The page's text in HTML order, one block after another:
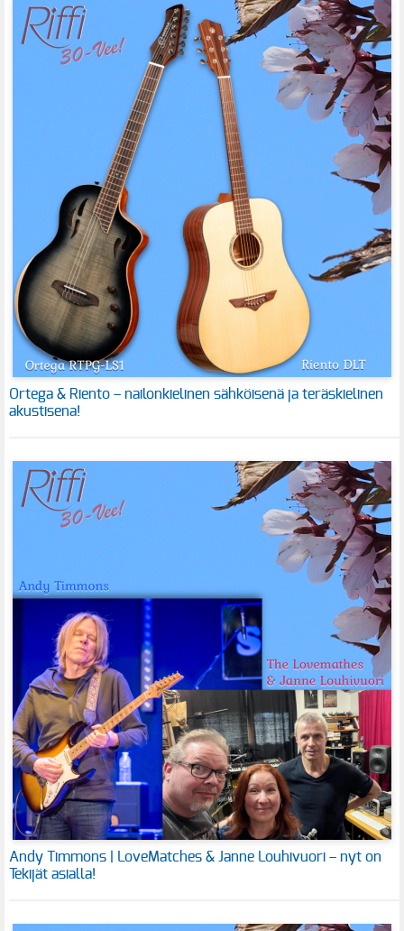
Ortega & Riento – nailonkielinen sähköisenä ja teräskielinen
akustisena!
Andy Timmons | LoveMatches & Janne Louhivuori – nyt on
Tekijät asialla!